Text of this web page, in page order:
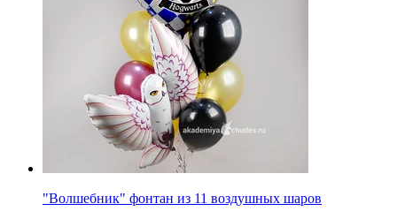
"Волшебник" фонтан из 11 воздушных шаров